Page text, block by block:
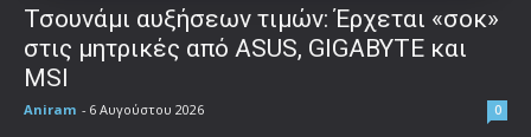
Τσουνάμι αυξήσεων τιμών: Έρχεται «σοκ»
στις μητρικές από ASUS, GIGABYTE και
MSI
Aniram - 6 Αυγούστου 2026 0